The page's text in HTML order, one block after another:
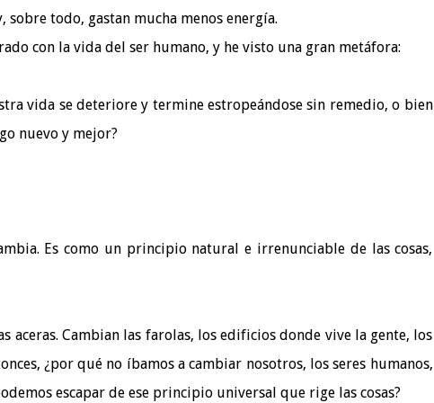
todo, gastan mucha menos energía.
con la vida del ser humano, y he visto una gran metáfora:
vida se deteriore y termine estropeándose sin remedio, o bien
nuevo y mejor?
Es como un principio natural e irrenunciable de las cosas,
aceras. Cambian las farolas, los edificios donde vive la gente, los
¿por qué no íbamos a cambiar nosotros, los seres humanos,
escapar de ese principio universal que rige las cosas?